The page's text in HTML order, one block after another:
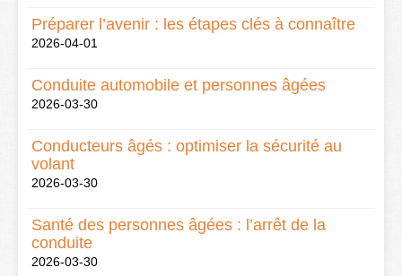
Préparer l’avenir : les étapes clés à connaître
2026-04-01
Conduite automobile et personnes âgées
2026-03-30
Conducteurs âgés : optimiser la sécurité au
volant
2026-03-30
Santé des personnes âgées : l’arrêt de la
conduite
2026-03-30